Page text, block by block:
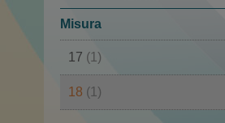
Doposci
Stivali
Stivali invernali
Misura
17 (1)
18 (1)